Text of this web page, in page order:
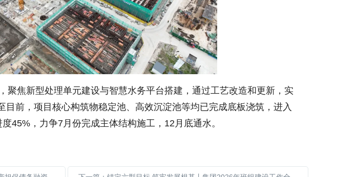
焦新型处理单元建设与智慧水务平台搭建，通过工艺改造和更新，实
前，项目核心构筑物稳定池、高效沉淀池等均已完成底板浇筑，进入
45%，力争7月份完成主体结构施工，12月底通水。